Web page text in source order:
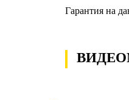
Гарантия на